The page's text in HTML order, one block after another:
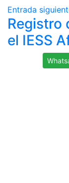
Entrada
Registro
el IESS